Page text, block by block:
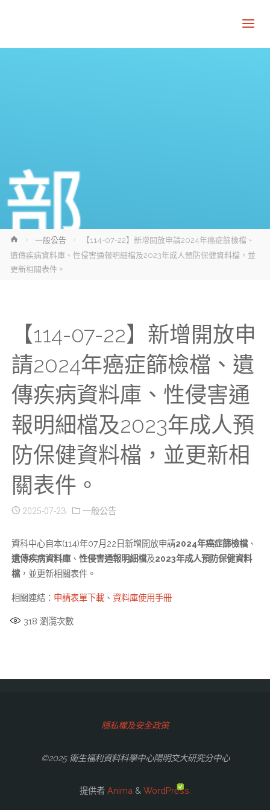
Home一般公告
【114-07-22】新增開放申請2024年癌症篩檢檔、
遺傳疾病資料庫、性侵害通報明細檔及2023年成人預防保健資料檔，並
更新相關表件。
【114-07-22】新增開放申
請2024年癌症篩檢檔、遺
傳疾病資料庫、性侵害通
報明細檔及2023年成人預
防保健資料檔，並更新相
關表件。
2025-07-23 一般公告
資科中心自本(114)年07月22日新增開放申請2024年癌症篩檢檔、
遺傳疾病資料庫、 性侵害通報明細檔及2023年成人預防保健資料
檔，並更新相關表件。
相關連結： 申請表單下載、 資料庫使用手冊
318 瀏灠次數
隱私權及安全政策
©2025 衛生福利資料科學中心陽明交大研究分中心
提供者Anima & WordPress.